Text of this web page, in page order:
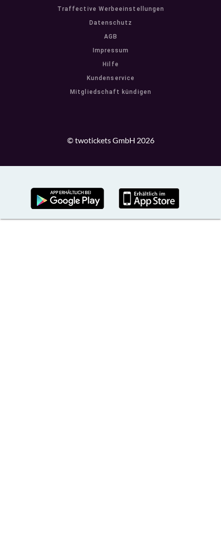
Traffective Werbeeinstellungen
Datenschutz
AGB
Impressum
Hilfe
Kundenservice
Mitgliedschaft kündigen
© twotickets GmbH 2026